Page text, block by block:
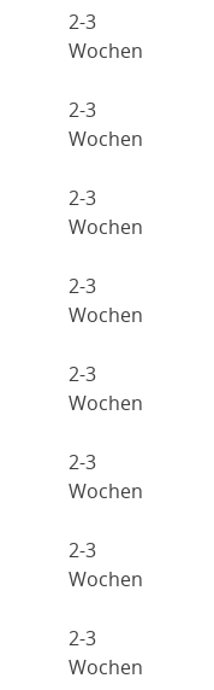
2-3
Wochen
2-3
Wochen
2-3
Wochen
2-3
Wochen
2-3
Wochen
2-3
Wochen
2-3
Wochen
2-3
Wochen